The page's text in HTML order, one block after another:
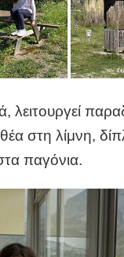
λειτουργεί
στη λίμνη,
παγόνια.